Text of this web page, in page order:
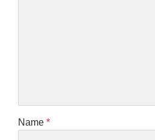
Name *